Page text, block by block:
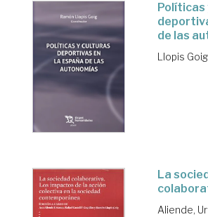
de las
Llopis
La
Aliende,